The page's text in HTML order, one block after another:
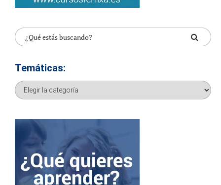
Temáticas:
Temáticas: